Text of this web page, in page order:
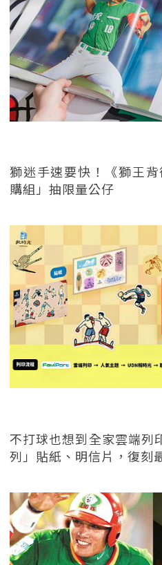
獅迷手速要快！《獅王
購組」抽限量公仔
不打球也想到全家雲端列
列」貼紙、明信片，復刻